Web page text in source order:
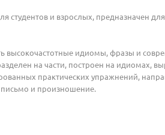
студентов и взрослых, предназначен
высокочастотные идиомы, фразы и
на части, построен на идиомах,
практических упражнений,
и произношение.